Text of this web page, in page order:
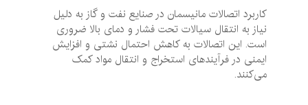
کاربرد اتصالات مانیسمان در صنایع نفت و گاز به دلیل
نیاز به انتقال سیالات تحت فشار و دمای بالا ضروری
است. این اتصالات به کاهش احتمال نشتی و افزایش
ایمنی در فرآیندهای استخراج و انتقال مواد کمک
می‌کنند.